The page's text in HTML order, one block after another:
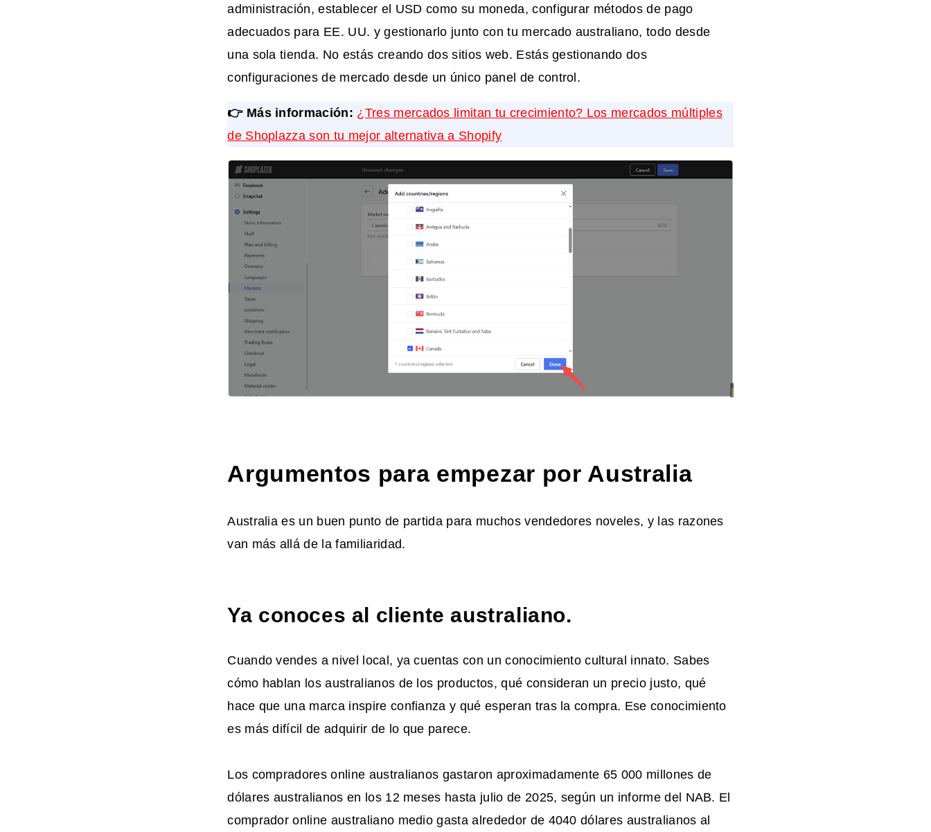
administración, establecer el USD como su moneda, configurar métodos de pago
adecuados para EE. UU. y gestionarlo junto con tu mercado australiano, todo desde
una sola tienda. No estás creando dos sitios web. Estás gestionando dos
configuraciones de mercado desde un único panel de control.
👉 Más información: ¿Tres mercados limitan tu crecimiento? Los mercados múltiples
de Shoplazza son tu mejor alternativa a Shopify
Argumentos para empezar por Australia
Australia es un buen punto de partida para muchos vendedores noveles, y las razones
van más allá de la familiaridad.
Ya conoces al cliente australiano.
Cuando vendes a nivel local, ya cuentas con un conocimiento cultural innato. Sabes
cómo hablan los australianos de los productos, qué consideran un precio justo, qué
hace que una marca inspire confianza y qué esperan tras la compra. Ese conocimiento
es más difícil de adquirir de lo que parece.
Los compradores online australianos gastaron aproximadamente 65 000 millones de
dólares australianos en los 12 meses hasta julio de 2025, según un informe del NAB. El
comprador online australiano medio gasta alrededor de 4040 dólares australianos al